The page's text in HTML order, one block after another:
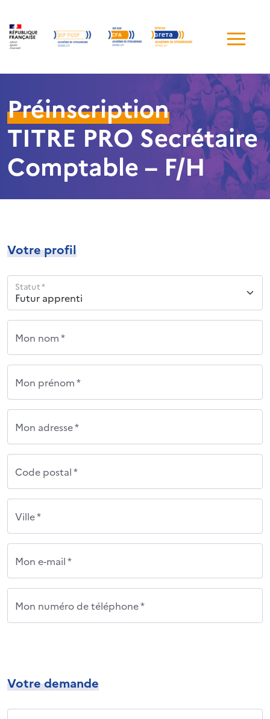
de
Préinscription
TITRE PRO Secrétaire
Comptable – F/H
Votre profil
Statut *
Mon nom *
Mon prénom *
Mon adresse *
Code postal *
Ville *
Mon e-mail *
Mon numéro de téléphone *
Votre demande